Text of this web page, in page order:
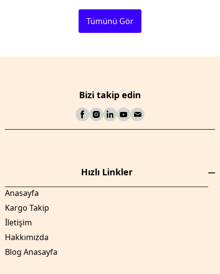
Tümünü Gör
Bizi takip edin
Hızlı Linkler
Anasayfa
Kargo Takip
İletişim
Hakkımızda
Blog Anasayfa